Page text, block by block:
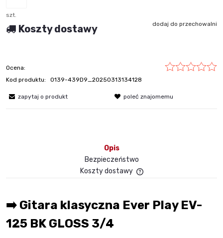
szt.
dodaj do przechowalni
Koszty dostawy
Ocena:
Kod produktu:
0139-439D9_20250313134128
zapytaj o produkt poleć znajomemu
Opis
Bezpieczeństwo
Koszty dostawy
➡️ Gitara klasyczna Ever Play EV-
125 BK GLOSS 3/4